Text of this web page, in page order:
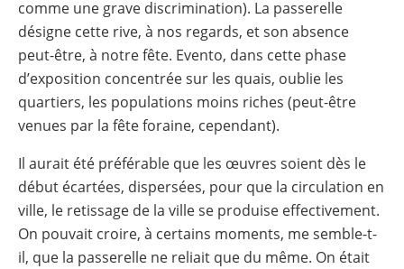
comme une grave discrimination). La passerelle
désigne cette rive, à nos regards, et son absence
peut-être, à notre fête. Evento, dans cette phase
d’exposition concentrée sur les quais, oublie les
quartiers, les populations moins riches (peut-être
venues par la fête foraine, cependant).
Il aurait été préférable que les œuvres soient dès le
début écartées, dispersées, pour que la circulation en
ville, le retissage de la ville se produise effectivement.
On pouvait croire, à certains moments, me semble-t-
il, que la passerelle ne reliait que du même. On était